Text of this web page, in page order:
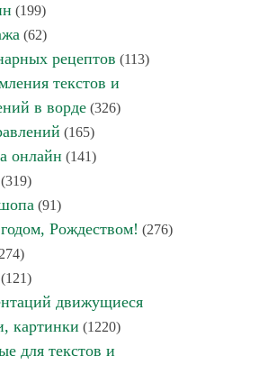
(199)
(62)
рецептов (113)
текстов и
в ворде(326)
(165)
онлайн (141)
(91)
Рождеством! (276)
движущиеся
картинки (1220)
для текстов и